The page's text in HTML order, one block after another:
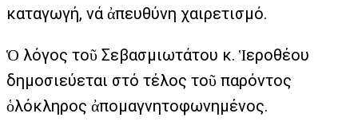
καταγωγή, νά ἀπευθύνη χαιρετισμό.
Ὁ λόγος τοῦ Σεβασμιωτάτου κ. Ἱεροθέου
δημοσιεύεται στό τέλος τοῦ παρόντος
ὁλόκληρος ἀπομαγνητοφωνημένος.